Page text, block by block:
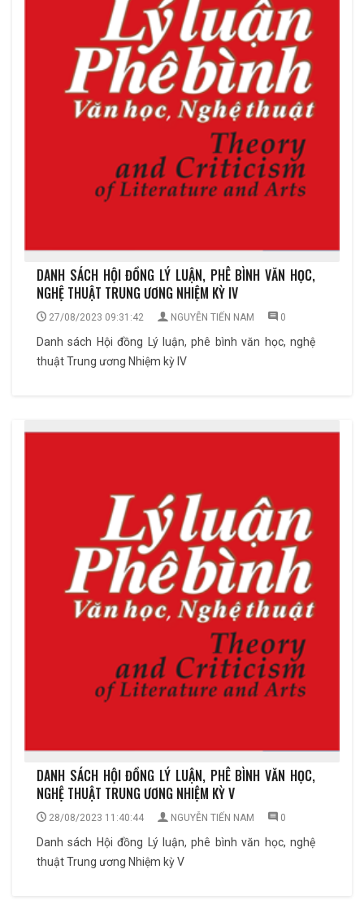
DANH SÁCH HỘI ĐỒNG LÝ LUẬN, PHÊ BÌNH VĂN HỌC,
NGHỆ THUẬT TRUNG ƯƠNG NHIỆM KỲ IV
27/08/2023 09:31:42 NGUYỄN TIẾN NAM 0
Danh sách Hội đồng Lý luận, phê bình văn học, nghệ
thuật Trung ương Nhiệm kỳ IV
DANH SÁCH HỘI ĐỒNG LÝ LUẬN, PHÊ BÌNH VĂN HỌC,
NGHỆ THUẬT TRUNG ƯƠNG NHIỆM KỲ V
28/08/2023 11:40:44 NGUYỄN TIẾN NAM 0
Danh sách Hội đồng Lý luận, phê bình văn học, nghệ
thuật Trung ương Nhiệm kỳ V